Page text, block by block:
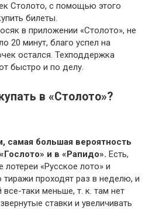
Столото, с помощью этого
билеты.
в приложении «Столото», не
20 минут, благо успел на
остался. Техподдержка
быстро и по делу.
в «Столото»?
большая вероятность
и в «Рапидо». Есть,
«Русское лото» и
проходят раз в неделю, и
таки меньше, т. к. там нет
ставки и увеличивать